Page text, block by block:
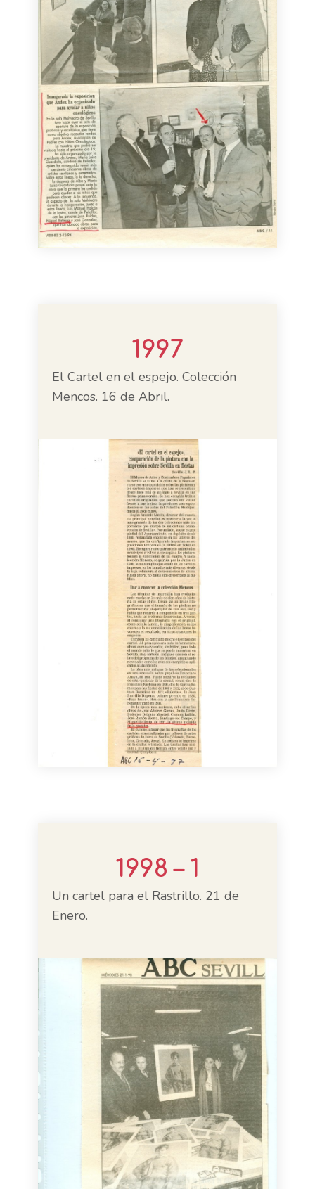
1997
El Cartel en el espejo. Colección
Mencos. 16 de Abril.
1998 – 1
Un cartel para el Rastrillo. 21 de
Enero.